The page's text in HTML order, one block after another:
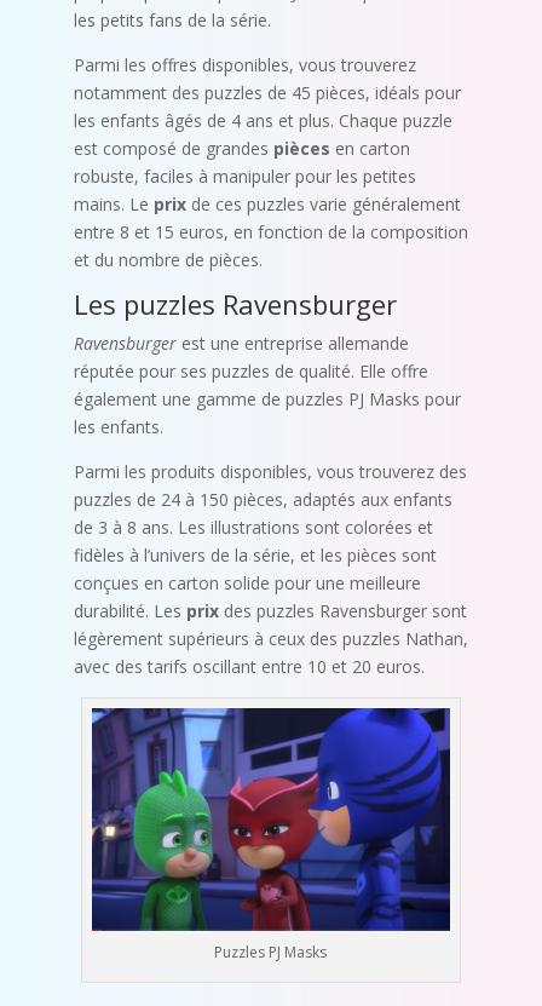
les petits fans de la série.
Parmi les offres disponibles, vous trouverez
notamment des puzzles de 45 pièces, idéals pour
les enfants âgés de 4 ans et plus. Chaque puzzle
est composé de grandes pièces en carton
robuste, faciles à manipuler pour les petites
mains. Le prixde ces puzzles varie généralement
entre 8 et 15 euros, en fonction de la composition
et du nombre de pièces.
Les puzzles Ravensburger
Ravensburgerest une entreprise allemande
réputée pour ses puzzles de qualité. Elle offre
également une gamme de puzzles PJ Masks pour
les enfants.
Parmi les produits disponibles, vous trouverez des
puzzles de 24 à 150 pièces, adaptés aux enfants
de 3 à 8 ans. Les illustrations sont colorées et
fidèles à l’univers de la série, et les pièces sont
conçues en carton solide pour une meilleure
durabilité. Les prixdes puzzles Ravensburger sont
légèrement supérieurs à ceux des puzzles Nathan,
avec des tarifs oscillant entre 10 et 20 euros.
Puzzles PJ Masks